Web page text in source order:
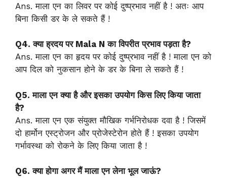
Ans. माला एन का लिवर पर कोई दुष्प्रभाव नहीं है ! अतः आप
बिना किसी डर के ले सकते हैं !
Q4. क्या ह्रदय पर Mala N का विपरीत प्रभाव पड़ता है?
Ans. माला एन का हृदय पर कोई दुष्प्रभाव नहीं है ! माला एन को
आप दिल को नुकसान होने के डर के बिना ले सकते हैं !
Q5. माला एन क्या है और इसका उपयोग किस लिए किया जाता
है?
Ans. माला एन एक संयुक्त मौखिक गर्भनिरोधक दवा है ! जिसमें
दो हार्मोन एस्ट्रोजन और प्रोजेस्टेरोन होते हैं ! इसका उपयोग
गर्भावस्था को रोकने के लिए किया जाता है !
Q6. क्या होगा अगर मैं माला एन लेना भूल जाऊं?